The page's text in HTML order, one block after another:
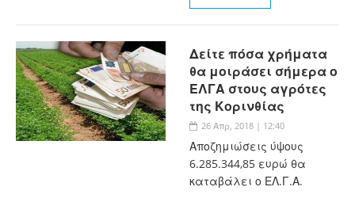
Δείτε πόσα χρήματα
θα μοιράσει σήμερα ο
ΕΛΓΑ στους αγρότες
της Κορινθίας
26 Απρ, 2018 | 12:40
Αποζημιώσεις ύψους
6.285.344,85 ευρώ θα
καταβάλει ο ΕΛ.Γ.Α.